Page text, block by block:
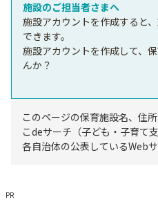
施設のご担当者さまへ
施設アカウントを作成すると
できます。
施設アカウントを作成して、
んか？
このページの保育施設名、住
こdeサーチ（子ども・子育て
各自治体の公表しているWeb
PR